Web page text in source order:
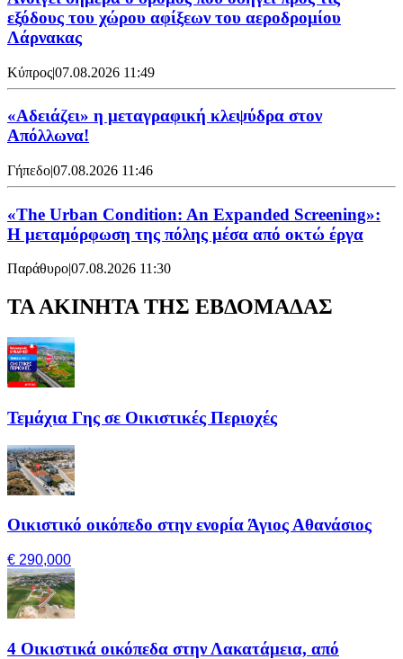
εξόδους του χώρου αφίξεων του αεροδρομίου
Λάρνακας
Κύπρος|07.08.2026 11:49
«Αδειάζει» η μεταγραφική κλεψύδρα στον
Απόλλωνα!
Γήπεδο|07.08.2026 11:46
«The Urban Condition: An Expanded Screening»:
Η μεταμόρφωση της πόλης μέσα από οκτώ έργα
Παράθυρο|07.08.2026 11:30
ΤΑ ΑΚΙΝΗΤΑ ΤΗΣ ΕΒΔΟΜΑΔΑΣ
Τεμάχια Γης σε Οικιστικές Περιοχές
Οικιστικό οικόπεδο στην ενορία Άγιος Αθανάσιος
€ 290,000
4 Οικιστικά οικόπεδα στην Λακατάμεια, από